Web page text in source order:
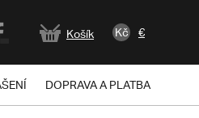
Košík Kč €
DOPRAVA A PLATBA